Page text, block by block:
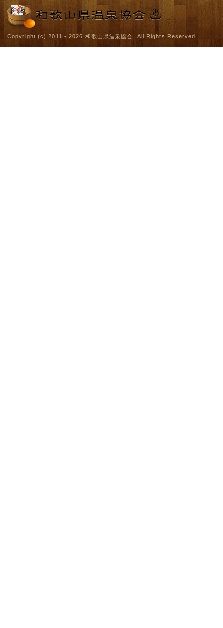
Copyright (c) 2011 - 2026 和歌山県温泉協会 . All Rights Reserved.